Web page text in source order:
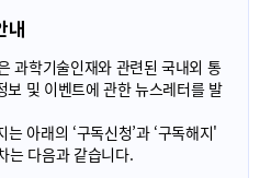
내
과학기술인재와 관련된 국내외 통
보 및 이벤트에 관한 뉴스레터를 발
아래의 ‘구독신청’과 ‘구독해지'
는 다음과 같습니다.